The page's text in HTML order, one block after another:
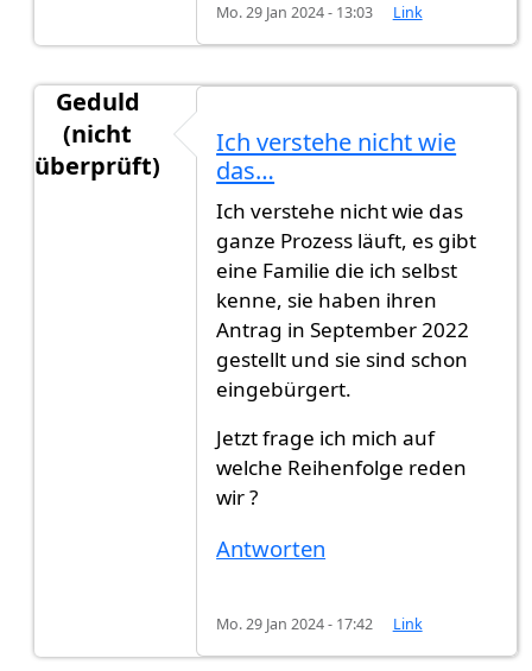
Mo. 29 Jan 2024 - 13:03 Link
Geduld
(nicht
überprüft)
Ich verstehe nicht wie
das…
Ich verstehe nicht wie das
ganze Prozess läuft, es gibt
eine Familie die ich selbst
kenne, sie haben ihren
Antrag in September 2022
gestellt und sie sind schon
eingebürgert.
Jetzt frage ich mich auf
welche Reihenfolge reden
wir ?
Antworten
Mo. 29 Jan 2024 - 17:42 Link